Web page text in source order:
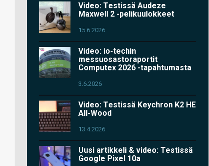
Video: Testissä Audeze
Maxwell 2 -pelikuulokkeet
15.6.2026
Video: io-techin
messuosastoraportit
Computex 2026 -tapahtumasta
3.6.2026
Video: Testissä Keychron K2 HE
All-Wood
13.4.2026
Uusi artikkeli & video: Testissä
Google Pixel 10a